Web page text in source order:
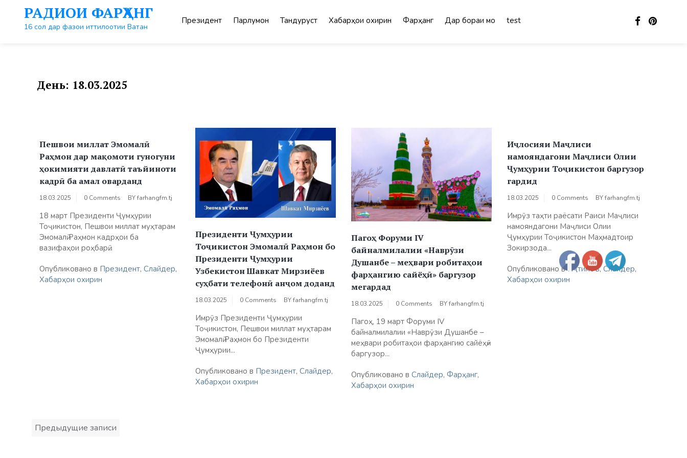
контенту
РАДИОИ ФАРҲАНГ
16 сол дар фазои иттилоотии Ватан
Президент Парлумон Тандурустӣ Хабарҳои охирин Фарҳанг Дар бораи мо test
День: 18.03.2025
Пешвои миллат Эмомалӣ
Раҳмон дар мақомоти гуногуни
ҳокимияти давлатӣ таъйиноти
кадрӣ ба амал оварданд
18.03.2025 0 Comments BYfarhangfm.tj
18 март Президенти Ҷумҳурии
Тоҷикистон, Пешвои миллат муҳтарам
Эмомалӣ Раҳмон кадрҳои ба
вазифаҳои роҳбарӣ...
Опубликовано в Президент, Слайдер,
Хабарҳои охирин
Президенти Ҷумҳурии
Тоҷикистон Эмомалӣ Раҳмон бо
Президенти Ҷумҳурии
Узбекистон Шавкат Мирзиёев
суҳбати телефонӣ анҷом доданд
18.03.2025 0 Comments BYfarhangfm.tj
Имрӯз Президенти Ҷумҳурии
Тоҷикистон, Пешвои миллат муҳтарам
Эмомалӣ Раҳмон бо Президенти
Ҷумҳурии...
Опубликовано в Президент, Слайдер,
Хабарҳои охирин
Пагоҳ Форуми IV
байналмилалии «Наврӯзи
Душанбе – меҳвари робитаҳои
фарҳангию сайёҳӣ» баргузор
мегардад
18.03.2025 0 Comments BYfarhangfm.tj
Пагоҳ, 19 март Форуми IV
байналмилалии «Наврӯзи Душанбе –
меҳвари робитаҳои фарҳангию сайёҳӣ»
баргузор...
Опубликовано в Слайдер, Фарҳанг,
Хабарҳои охирин
Иҷлосияи Маҷлиси
намояндагони Маҷлиси Олии
Ҷумҳурии Тоҷикистон баргузор
гардид
18.03.2025 0 Comments BYfarhangfm.tj
Имрӯз таҳти раёсати Раиси Маҷлиси
намояндагони Маҷлиси Олии
Ҷумҳурии Тоҷикистон Маҳмадтоир
Зокирзода...
Опубликовано вИҷтимоъ,Слайдер,
Хабарҳои охирин
Навигация
по
Предыдущие записи